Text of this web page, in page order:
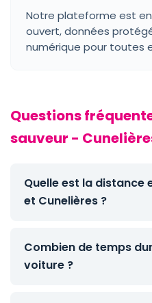
Notre plateforme est
ouvert, données
numérique pour toutes
Questions
sauveur -
Quelle est la distance
et Cunelières ?
Combien de temps
voiture ?